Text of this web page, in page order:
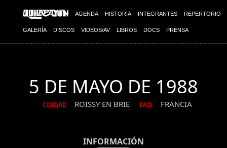
AGENDA HISTORIA INTEGRANTES REPERTORIO
GALERÍA DISCOS VIDEOS/AV LIBROS DOCS PRENSA
5 DE MAYO DE 1988
CIUDAD ROISSY EN BRIE PAIS FRANCIA
INFORMACIÓN